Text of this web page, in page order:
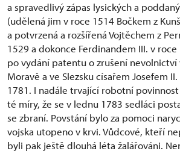
a spravedlivý zápas lysických a
(udělená jim v roce 1514 Bočkem z
a potvrzená a rozšířená Vojtěchem z
1529 a dokonce Ferdinandem III. v
po vydání patentu o zrušení nevolnictví
Moravě a ve Slezsku císařem Josefem
1781. I nadále trvající robotní
té míry, že se v lednu 1783 sedláci
se zbraní. Povstání bylo za pomoci
vojska utopeno v krvi. Vůdcové, kteří
byli pak ještě dlouhá léta žalářováni.